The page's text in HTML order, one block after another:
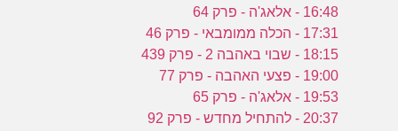
16:48 - אלאג'ה - פרק 64
17:31 - הכלה ממומבאי - פרק 46
18:15 - שבוי באהבה 2 - פרק 439
19:00 - פצעי האהבה - פרק 77
19:53 - אלאג'ה - פרק 65
20:37 - להתחיל מחדש - פרק 92